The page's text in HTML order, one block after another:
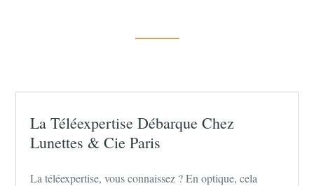
La Téléexpertise Débarque Chez
Lunettes & Cie Paris
La téléexpertise, vous connaissez ? En optique, cela